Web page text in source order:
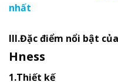
nhất
III.Đặc điểm nổi bật
Hness
1.Thiết kế